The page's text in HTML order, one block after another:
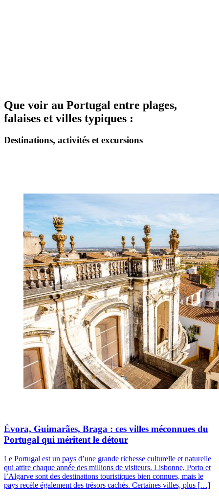
Que voir au Portugal entre plages,
falaises et villes typiques :
Destinations, activités et excursions
Évora, Guimarães, Braga : ces villes méconnues du
Portugal qui méritent le détour
Le Portugal est un pays d’une grande richesse culturelle et naturelle
qui attire chaque année des millions de visiteurs. Lisbonne, Porto et
l’Algarve sont des destinations touristiques bien connues, mais le
pays recèle également des trésors cachés. Certaines villes, plus […]